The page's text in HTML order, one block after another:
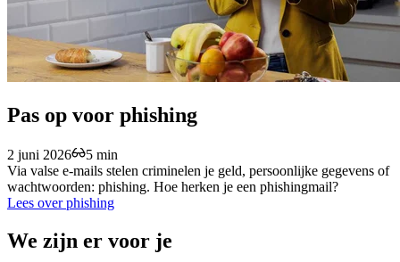
Pas op voor phishing
2 juni 2026
5 min
Via valse e-mails stelen criminelen je geld, persoonlijke gegevens of
wachtwoorden: phishing. Hoe herken je een phishingmail?
Lees over phishing
We zijn er voor je